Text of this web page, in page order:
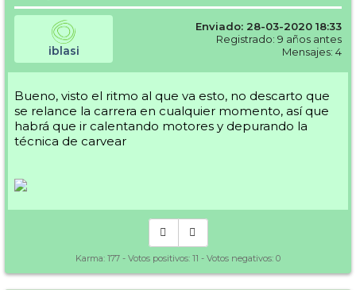
iblasi
Enviado: 28-03-2020 18:33
Registrado: 9 años antes
Mensajes: 4
Bueno, visto el ritmo al que va esto, no descarto que
se relance la carrera en cualquier momento, así que
habrá que ir calentando motores y depurando la
técnica de carvear
Karma: 177 - Votos positivos: 11 - Votos negativos: 0